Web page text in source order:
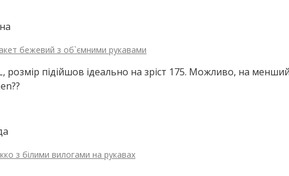
бежевий з об`ємними рукавами
підійшов ідеально на зріст 175. Можливо, на
з білими вилогами на рукавах